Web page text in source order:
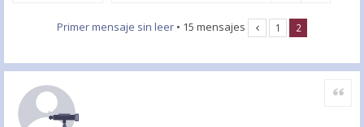
Primer mensaje sin leer • 15 mensajes 1 2
Citar